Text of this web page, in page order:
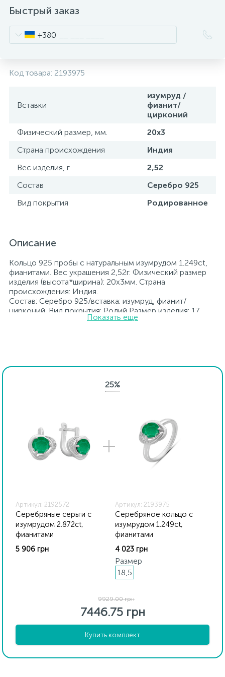
Быстрый заказ
+380
Код товара: 2193975
Вставки
изумруд /
фианит/
цирконий
Физический размер, мм.
20х3
Страна происхождения
Индия
Вес изделия, г.
2,52
Состав
Серебро 925
Вид покрытия
Родированное
Описание
Кольцо 925 пробы с натуральным изумрудом 1.249ct,
фианитами. Вес украшения 2,52г. Физический размер
изделия (высота*ширина): 20х3мм. Страна
происхождения: Индия.
Состав: Серебро 925/вставка: изумруд, фианит/
цирконий. Вид покрытия: Родий Размер изделия: 17
Вставка: изумруд, фианит/цирконий.
также контроль государственной пробирной службой
проба. К каждому ювелирному украшению
особенностей цветопередачи экрана
Показать еще
25%
Артикул: 2192572
Серебряные серьги с
изумрудом 2.872ct,
фианитами
5 906 грн
Артикул: 2193975
Серебряное кольцо с
изумрудом 1.249ct,
фианитами
4 023 грн
Размер
18,5
9929.00 грн
7446.75 грн
Купить комплект